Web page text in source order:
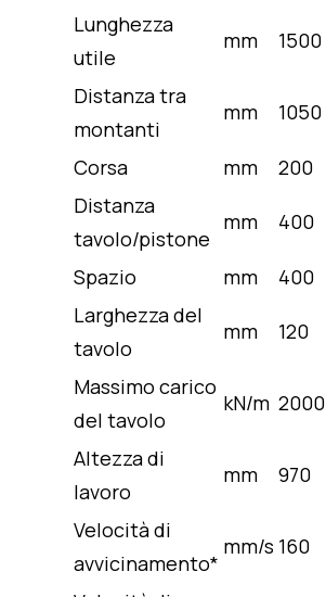
Lunghezza
utile
mm 1500
Distanza tra
montanti
mm 1050
Corsa mm 200
Distanza
tavolo/pistone
mm 400
Spazio mm 400
Larghezza del
tavolo
mm 120
Massimo carico
del tavolo
kN/m 2000
Altezza di
lavoro
mm 970
Velocità di
avvicinamento*
mm/s 160